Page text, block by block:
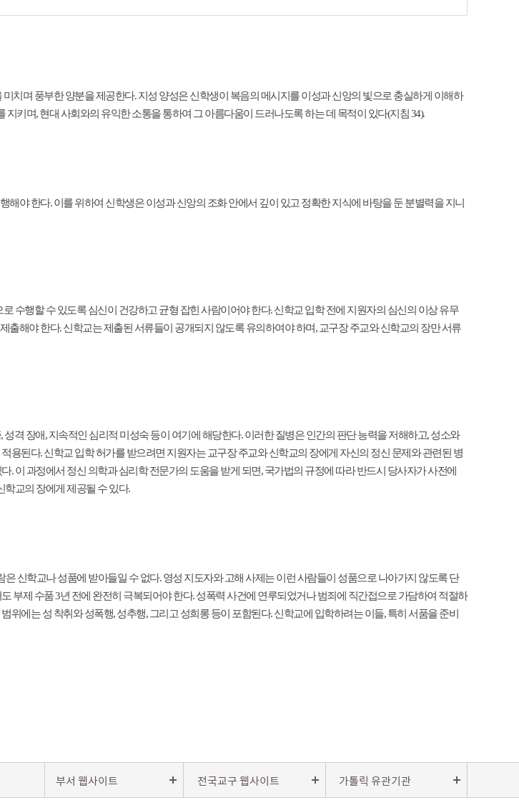
치며 풍부한 양분을 제공한다. 지성 양성은 신학생이 복음의 메시지를 이성과 신앙의 빛으로 충실하게 이해하
키며, 현대 사회와의 유익한 소통을 통하여 그 아름다움이 드러나도록 하는 데 목적이 있다(지침 34).
야 한다. 이를 위하여 신학생은 이성과 신앙의 조화 안에서 깊이 있고 정확한 지식에 바탕을 둔 분별력을 지니
수행할 수 있도록 심신이 건강하고 균형 잡힌 사람이어야 한다. 신학교 입학 전에 지원자의 심신의 이상 유무
해야 한다. 신학교는 제출된 서류들이 공개되지 않도록 유의하여야 하며, 교구장 주교와 신학교의 장만 서류
격 장애, 지속적인 심리적 미성숙 등이 여기에 해당한다. 이러한 질병은 인간의 판단 능력을 저해하고, 성소와
용된다. 신학교 입학 허가를 받으려면 지원자는 교구장 주교와 신학교의 장에게 자신의 정신 문제와 관련된 병
이 과정에서 정신 의학과 심리학 전문가의 도움을 받게 되면, 국가법의 규정에 따라 반드시 당사자가 사전에
학교의 장에게 제공될 수 있다.
신학교나 성품에 받아들일 수 없다. 영성 지도자와 고해 사제는 이런 사람들이 성품으로 나아가지 않도록 단
부제 수품 3년 전에 완전히 극복되어야 한다. 성폭력 사건에 연루되었거나 범죄에 직간접으로 가담하여 적절하
에는 성 착취와 성폭행, 성추행, 그리고 성희롱 등이 포함된다. 신학교에 입학하려는 이들, 특히 서품을 준비